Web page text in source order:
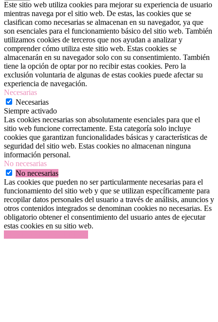
Este sitio web utiliza cookies para mejorar su experiencia de usuario
mientras navega por el sitio web. De estas, las cookies que se
clasifican como necesarias se almacenan en su navegador, ya que
son esenciales para el funcionamiento básico del sitio web. También
utilizamos cookies de terceros que nos ayudan a analizar y
comprender cómo utiliza este sitio web. Estas cookies se
almacenarán en su navegador solo con su consentimiento. También
tiene la opción de optar por no recibir estas cookies. Pero la
exclusión voluntaria de algunas de estas cookies puede afectar su
experiencia de navegación.
Necesarias
Necesarias
Siempre activado
Las cookies necesarias son absolutamente esenciales para que el
sitio web funcione correctamente. Esta categoría solo incluye
cookies que garantizan funcionalidades básicas y características de
seguridad del sitio web. Estas cookies no almacenan ninguna
información personal.
No necesarias
No necesarias
Las cookies que pueden no ser particularmente necesarias para el
funcionamiento del sitio web y que se utilizan específicamente para
recopilar datos personales del usuario a través de análisis, anuncios y
otros contenidos integrados se denominan cookies no necesarias. Es
obligatorio obtener el consentimiento del usuario antes de ejecutar
estas cookies en su sitio web.